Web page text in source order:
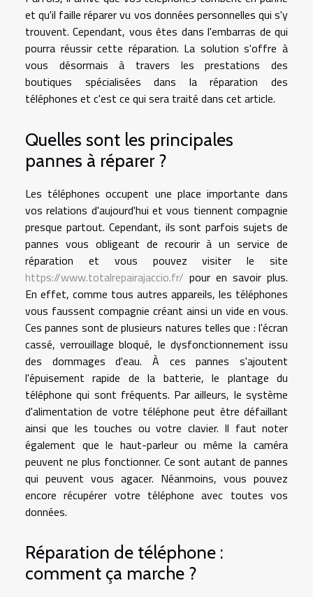
et qu'il faille réparer vu vos données personnelles qui s'y
trouvent. Cependant, vous êtes dans l'embarras de qui
pourra réussir cette réparation. La solution s'offre à
vous désormais à travers les prestations des
boutiques spécialisées dans la réparation des
téléphones et c'est ce qui sera traité dans cet article.
Quelles sont les principales
pannes à réparer ?
Les téléphones occupent une place importante dans
vos relations d'aujourd'hui et vous tiennent compagnie
presque partout. Cependant, ils sont parfois sujets de
pannes vous obligeant de recourir à un service de
réparation et vous pouvez visiter le site
https://www.totalrepairajaccio.fr/ pour en savoir plus.
En effet, comme tous autres appareils, les téléphones
vous faussent compagnie créant ainsi un vide en vous.
Ces pannes sont de plusieurs natures telles que : l'écran
cassé, verrouillage bloqué, le dysfonctionnement issu
des dommages d'eau. À ces pannes s'ajoutent
l'épuisement rapide de la batterie, le plantage du
téléphone qui sont fréquents. Par ailleurs, le système
d'alimentation de votre téléphone peut être défaillant
ainsi que les touches ou votre clavier. Il faut noter
également que le haut-parleur ou même la caméra
peuvent ne plus fonctionner. Ce sont autant de pannes
qui peuvent vous agacer. Néanmoins, vous pouvez
encore récupérer votre téléphone avec toutes vos
données.
Réparation de téléphone :
comment ça marche ?